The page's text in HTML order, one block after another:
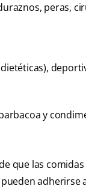
peras,
y
que las